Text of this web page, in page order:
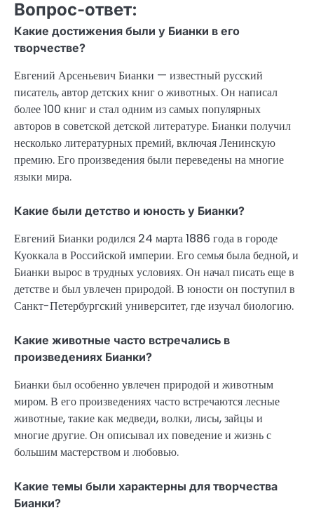
Вопрос-ответ:
Какие достижения были у Бианки в его
творчестве?
Евгений Арсеньевич Бианки — известный русский
писатель, автор детских книг о животных. Он написал
более 100 книг и стал одним из самых популярных
авторов в советской детской литературе. Бианки получил
несколько литературных премий, включая Ленинскую
премию. Его произведения были переведены на многие
языки мира.
Какие были детство и юность у Бианки?
Евгений Бианки родился 24 марта 1886 года в городе
Куоккала в Российской империи. Его семья была бедной, и
Бианки вырос в трудных условиях. Он начал писать еще в
детстве и был увлечен природой. В юности он поступил в
Санкт-Петербургский университет, где изучал биологию.
Какие животные часто встречались в
произведениях Бианки?
Бианки был особенно увлечен природой и животным
миром. В его произведениях часто встречаются лесные
животные, такие как медведи, волки, лисы, зайцы и
многие другие. Он описывал их поведение и жизнь с
большим мастерством и любовью.
Какие темы были характерны для творчества
Бианки?